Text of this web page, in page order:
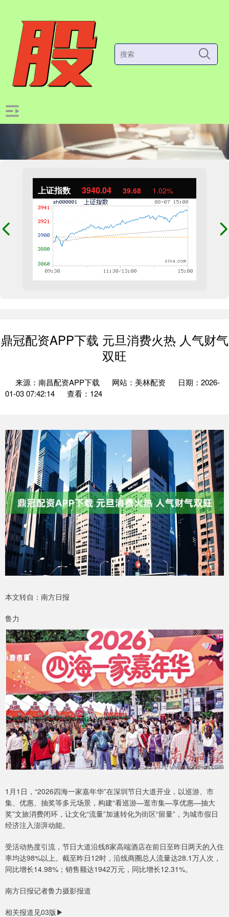
上证指数 3940.04 39.68 1.02%
鼎冠配资APP下载 元旦消费火热 人气财气
双旺
来源：南昌配资APP下载 网站：美林配资
日期：2026-
01-03 07:42:14
查看：124
本文转自：南方日报
鲁力
1月1日，“2026四海一家嘉年华”在深圳节日大道开业，以巡游、市
集、优惠、抽奖等多元场景，构建“看巡游—逛市集—享优惠—抽大
奖”文旅消费闭环，让文化“流量”加速转化为街区“留量”，为城市假日
经济注入澎湃动能。
受活动热度引流，节日大道沿线8家高端酒店在前日至昨日两天的入住
率均达98%以上。截至昨日12时，沿线商圈总人流量达28.1万人次，
同比增长14.98%；销售额达1942万元，同比增长12.31%。
南方日报记者鲁力摄影报道
相关报道见03版▶